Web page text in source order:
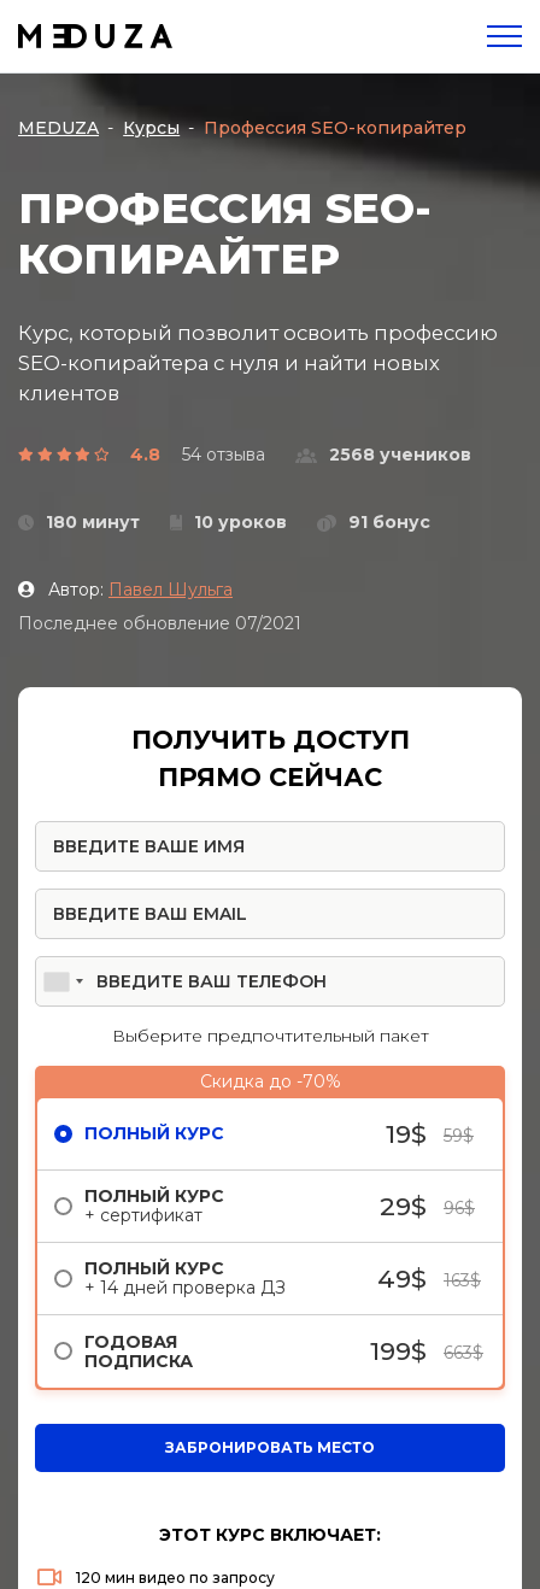
MEDUZA Курсы Профессия SEO-копирайтер
ПРОФЕССИЯ SEO-
КОПИРАЙТЕР
Курс, который позволит освоить профессию
SEO-копирайтера с нуля и найти новых
клиентов
4.8 54 отзыва 2568 учеников
180 минут 10 уроков 91 бонус
Автор: Павел Шульга
Последнее обновление 07/2021
ПОЛУЧИТЬ ДОСТУП
ПРЯМО СЕЙЧАС
Выберите предпочтительный пакет
Скидка до -70%
ПОЛНЫЙ КУРС 19$ 59$
ПОЛНЫЙ КУРС
+ сертификат
29$ 96$
ПОЛНЫЙ КУРС
+ 14 дней проверка ДЗ
49$ 163$
ГОДОВАЯ
ПОДПИСКА
199$ 663$
ЗАБРОНИРОВАТЬ МЕСТО
ЭТОТ КУРС ВКЛЮЧАЕТ:
120 мин видео по запросу